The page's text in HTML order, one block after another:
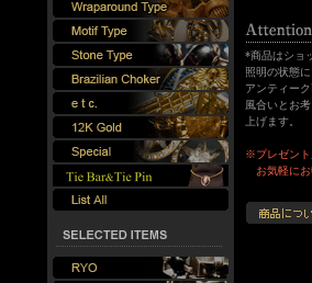
*商品はショ
照明の状態
アンティー
風合いとお
上げます。
※プレゼント
お気軽にお